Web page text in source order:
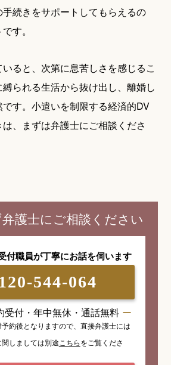
続きをサポートしてもらえるの
す。
ると、次第に息苦しさを感じるこ
られる生活から抜け出し、離婚し
す。小遣いを制限する経済的DV
、まずは弁護士にご相談くださ
護士にご相談ください
付職員が丁寧にお話を伺います
544-064
受付・年中無休・通話無料
約後となりますので、 直接弁護士には
関しましては別途 こちらをご覧くださ